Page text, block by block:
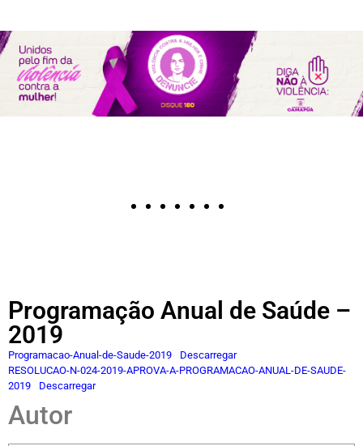
Programação Anual de Saúde –
2019
Programacao-Anual-de-Saude-2019
Descarregar
RESOLUCAO-N-024-2019-APROVA-A-PROGRAMACAO-ANUAL-DE-SAUDE-
2019
Descarregar
Autor